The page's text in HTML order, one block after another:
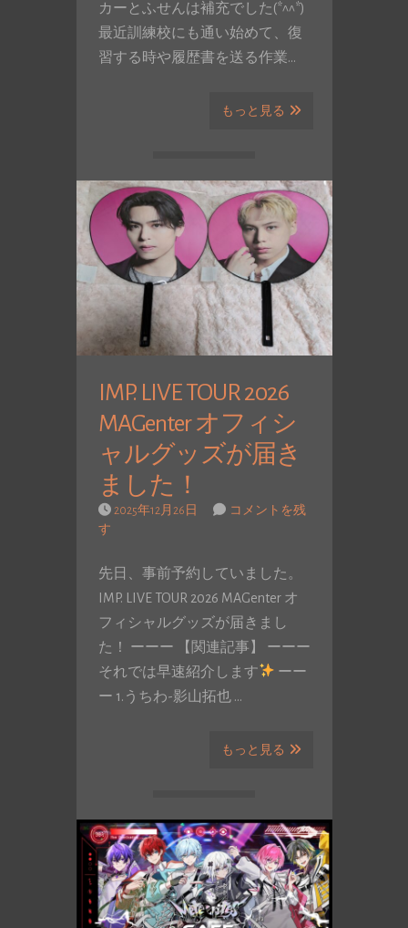
カーとふせんは補充でした(*^^*)
最近訓練校にも通い始めて、復
習する時や履歴書を送る作業…
もっと見る
IMP. LIVE TOUR 2026
MAGenter オフィシ
ャルグッズが届き
ました！
2025年12月26日
コメントを残
す
先日、事前予約していました。
IMP. LIVE TOUR 2026 MAGenter オ
フィシャルグッズが届きまし
た！ ーーー 【関連記事】 ーーー
それでは早速紹介します
ーー
ー 1.うちわ-影山拓也 …
もっと見る